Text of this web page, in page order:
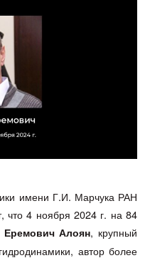
имени Г.И. Марчука РАН
что 4 ноября 2024 г. на 84
Алоян, крупный
автор более